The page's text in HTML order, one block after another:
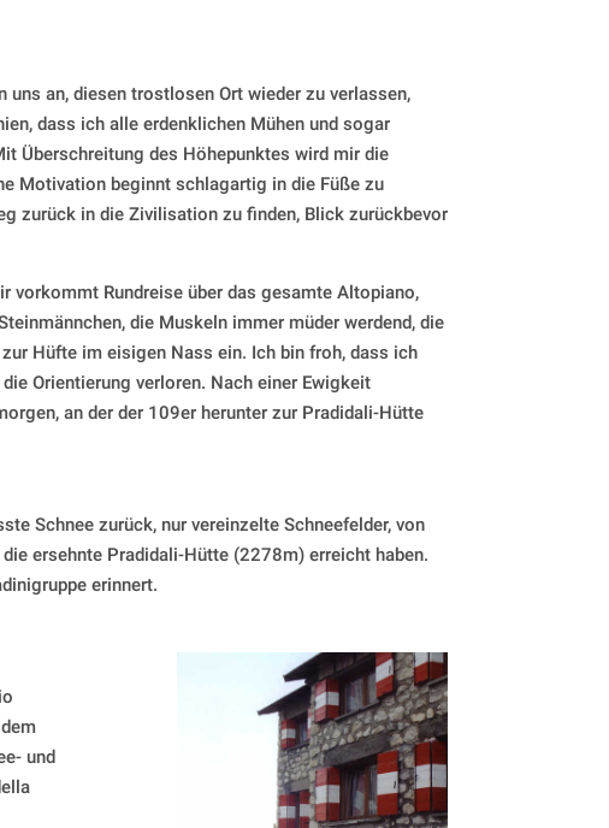
an, diesen trostlosen Ort wieder zu verlassen,
dass ich alle erdenklichen Mühen und sogar
Überschreitung des Höhepunktes wird mir die
Motivation beginnt schlagartig in die Füße zu
zurück in die Zivilisation zu finden, Blick zurückbevor
vorkommt Rundreise über das gesamte Altopiano,
die Muskeln immer müder werdend, die
Hüfte im eisigen Nass ein. Ich bin froh, dass ich
Orientierung verloren. Nach einer Ewigkeit
an der der 109er herunter zur Pradidali-Hütte
Schnee zurück, nur vereinzelte Schneefelder, von
ersehnte Pradidali-Hütte (2278m) erreicht haben.
erinnert.
und